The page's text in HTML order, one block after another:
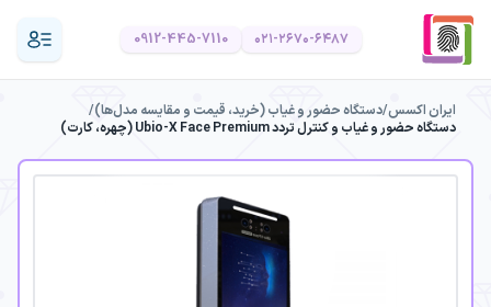
۰۲۱-۲۶۷۰-۶۴۸۷ 0912-445-7110
ایران اکسس/دستگاه حضور و غیاب (خرید، قیمت و مقایسه مدل‌ها)/
دستگاه حضور و غیاب و کنترل تردد Ubio-X Face Premium (چهره، کارت)